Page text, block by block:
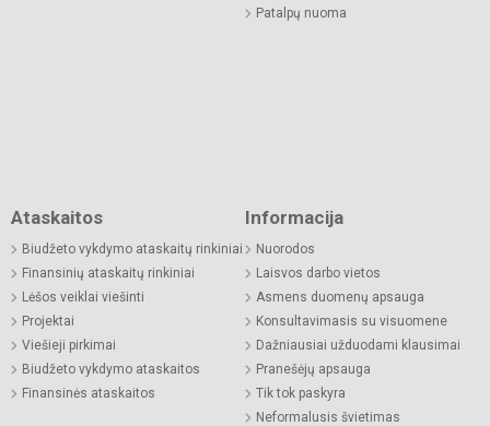
Patalpų nuoma
Ataskaitos
Biudžeto vykdymo ataskaitų rinkiniai
Finansinių ataskaitų rinkiniai
Lėšos veiklai viešinti
Projektai
Viešieji pirkimai
Biudžeto vykdymo ataskaitos
Finansinės ataskaitos
Informacija
Nuorodos
Laisvos darbo vietos
Asmens duomenų apsauga
Konsultavimasis su visuomene
Dažniausiai užduodami klausimai
Pranešėjų apsauga
Tik tok paskyra
Neformalusis švietimas